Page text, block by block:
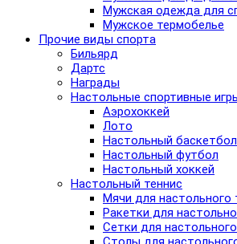
Мужская одежда для
Мужское термобелье
Прочие виды спорта
Бильярд
Дартс
Награды
Настольные спортивные
Аэрохоккей
Лото
Настольный баскетбол
Настольный футбол
Настольный хоккей
Настольный теннис
Мячи для настольного
Ракетки для
Сетки для